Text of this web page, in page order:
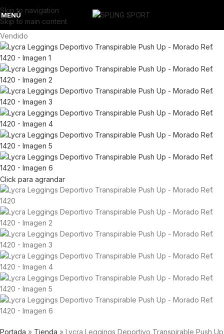
Skip to navigation
Skip to main content
MENÚ
Vendido
Click para agrandar
Portada » Tienda » Lycra Leggings Deportivo Transpirable Push Up